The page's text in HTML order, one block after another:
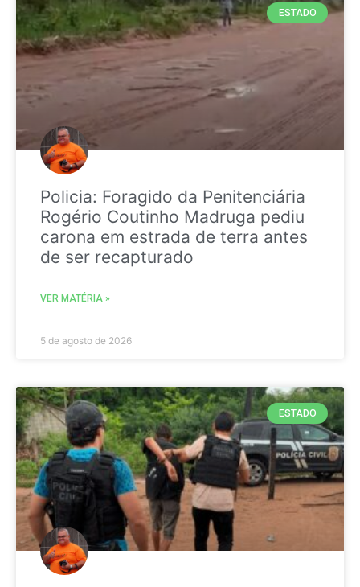
ESTADO
Policia: Foragido da Penitenciária
Rogério Coutinho Madruga pediu
carona em estrada de terra antes
de ser recapturado
VER MATÉRIA »
5 de agosto de 2026
ESTADO